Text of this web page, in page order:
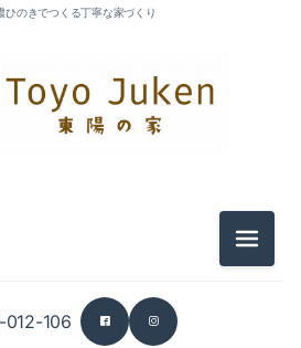
012-106
ひのきでつくる丁寧な家づくり
メニュ